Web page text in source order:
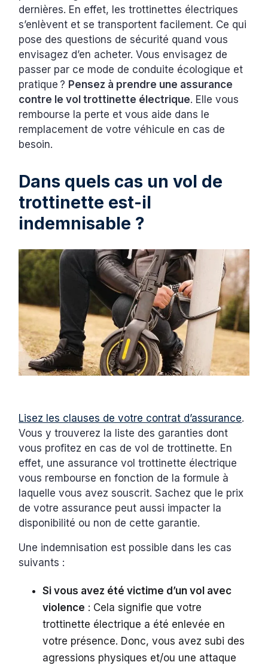
dernières. En effet, les trottinettes électriques
s’enlèvent et se transportent facilement. Ce qui
pose des questions de sécurité quand vous
envisagez d’en acheter. Vous envisagez de
passer par ce mode de conduite écologique et
pratique ? Pensez à prendre une assurance
contre le vol trottinette électrique. Elle vous
rembourse la perte et vous aide dans le
remplacement de votre véhicule en cas de
besoin.
Dans quels cas un vol de
trottinette est-il
indemnisable ?
‍Lisez les clauses de votre contrat d’assurance.
Vous y trouverez la liste des garanties dont
vous profitez en cas de vol de trottinette. En
effet, une assurance vol trottinette électrique
vous rembourse en fonction de la formule à
laquelle vous avez souscrit. Sachez que le prix
de votre assurance peut aussi impacter la
disponibilité ou non de cette garantie.
Une indemnisation est possible dans les cas
suivants :
Si vous avez été victime d’un vol avec
violence : Cela signifie que votre
trottinette électrique a été enlevée en
votre présence. Donc, vous avez subi des
agressions physiques et/ou une attaque